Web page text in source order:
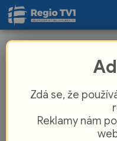
vítězném
Zdá se, že
Reklamy nám